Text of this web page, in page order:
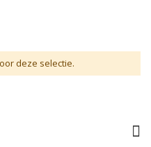
deze selectie.